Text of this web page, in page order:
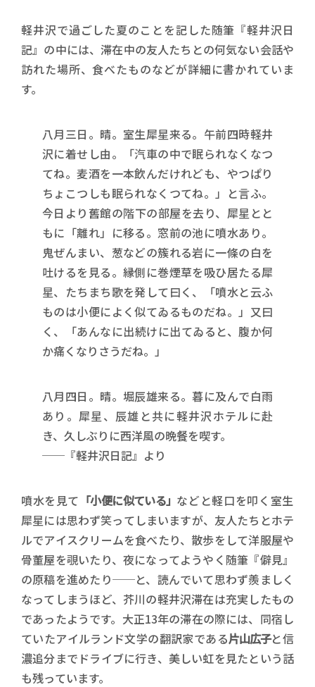
軽井沢で過ごした夏のことを記した随筆『軽井沢日
記』の中には、滞在中の友人たちとの何気ない会話や
訪れた場所、食べたものなどが詳細に書かれていま
す。
八月三日。晴。室生犀星来る。午前四時軽井
沢に着せし由。「汽車の中で眠られなくなつ
てね。麦酒を一本飲んだけれども、やつぱり
ちょこつしも眠られなくつてね。」と言ふ。
今日より舊館の階下の部屋を去り、犀星とと
もに「離れ」に移る。窓前の池に噴水あり。
鬼ぜんまい、葱などの簇れる岩に一條の白を
吐けるを見る。縁側に巻煙草を吸ひ居たる犀
星、たちまち歌を発して曰く、「噴水と云ふ
ものは小便によく似てゐるものだね。」又曰
く、「あんなに出続けに出てゐると、腹か何
か痛くなりさうだね。」
八月四日。晴。堀辰雄来る。暮に及んで白雨
あり。犀星、辰雄と共に軽井沢ホテルに赴
き、久しぶりに西洋風の晩餐を喫す。
──『軽井沢日記』より
噴水を見て 「小便に似ている」 などと軽口を叩く室生
犀星には思わず笑ってしまいますが、友人たちとホテ
ルでアイスクリームを食べたり、散歩をして洋服屋や
骨董屋を覗いたり、夜になってようやく随筆『僻見』
の原稿を進めたり──と、読んでいて思わず羨ましく
なってしまうほど、芥川の軽井沢滞在は充実したもの
であったようです。大正13年の滞在の際には、同宿し
ていたアイルランド文学の翻訳家である片山広子と信
濃追分までドライブに行き、美しい虹を見たという話
も残っています。